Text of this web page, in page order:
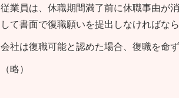
従業員は、休職期間満了前に休職事由が
して書面で復職願いを提出しなければなら
会社は復職可能と認めた場合、復職を命ず
（略）